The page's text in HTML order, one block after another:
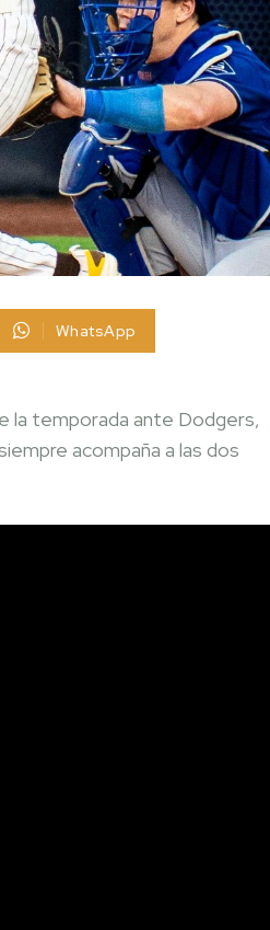
WhatsApp
la temporada ante Dodgers,
acompaña a las dos